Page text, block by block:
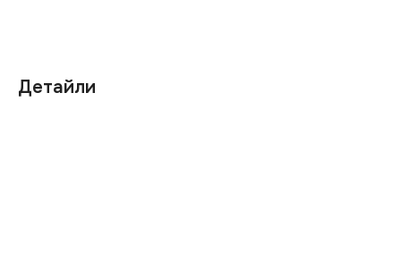
Детайли